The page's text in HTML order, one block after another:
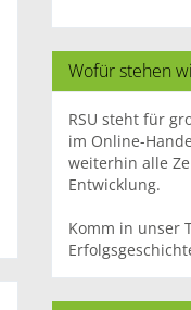
Wofür stehen
RSU steht für
im Online-
weiterhin alle
Entwicklung.
Komm in unser